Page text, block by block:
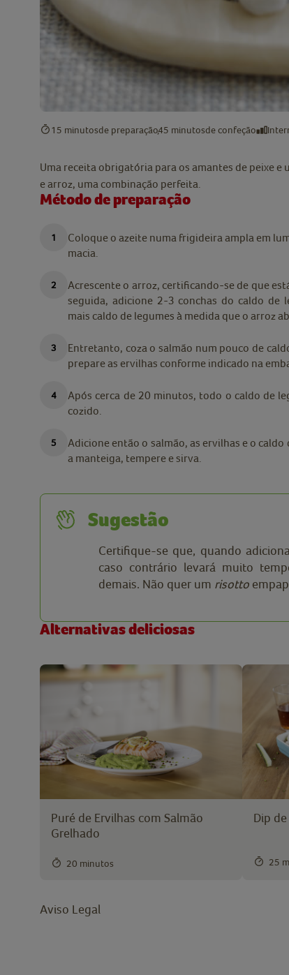
15 minutosde preparação45 minutosde confeção
Uma receita obrigatória para os amantes de peixe
e arroz, uma combinação perfeita.
Método de preparação
Coloque o azeite numa frigideira ampla em
macia.
Acrescente o arroz, certificando-se de que
seguida, adicione 2-3 conchas do caldo de
mais caldo de legumes à medida que o arroz
Entretanto, coza o salmão num pouco de
prepare as ervilhas conforme indicado na
Após cerca de 20 minutos, todo o caldo de
cozido.
Adicione então o salmão, as ervilhas e o caldo
a manteiga, tempere e sirva.
Sugestão
Certifique-se que, quando
caso contrário levará muito
demais. Não quer um risotto
Alternativas deliciosas
Puré de Ervilhas com Salmão
Grelhado
20 minutos
Dip
25
Aviso Legal